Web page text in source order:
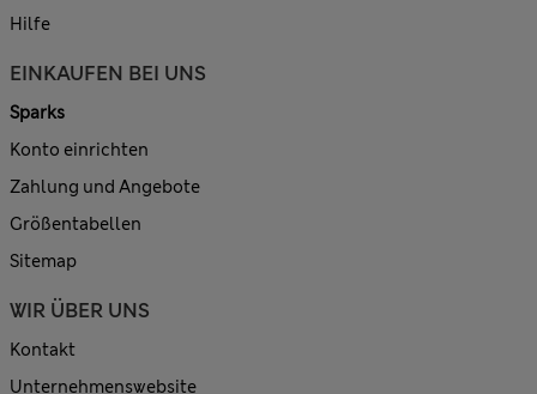
Hilfe
EINKAUFEN BEI UNS
Sparks
Konto einrichten
Zahlung und Angebote
Größentabellen
Sitemap
WIR ÜBER UNS
Kontakt
Unternehmenswebsite